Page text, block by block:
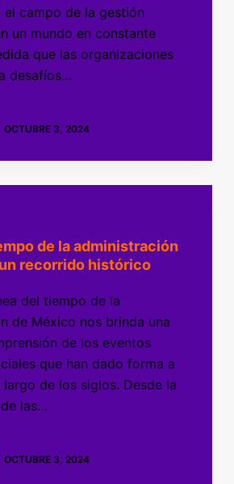
el campo de la gestión
un mundo en constante
que las organizaciones
desafíos…
OCTUBRE 3, 2024
de la administración
recorrido histórico
del tiempo de la
de México nos brinda una
de los eventos
que han dado forma a
de los siglos. Desde la
las…
OCTUBRE 3, 2024